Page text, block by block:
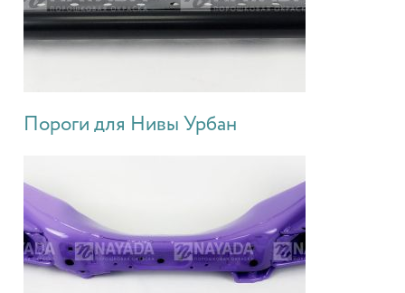
Пороги для Нивы Урбан